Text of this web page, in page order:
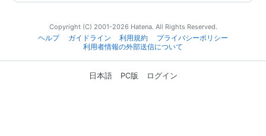
Copyright (C) 2001-2026 Hatena. All Rights Reserved.
ヘルプ
ガイドライン 利用規約
プライバシーポリシー
利用者情報の外部送信について
日本語 PC版 ログイン